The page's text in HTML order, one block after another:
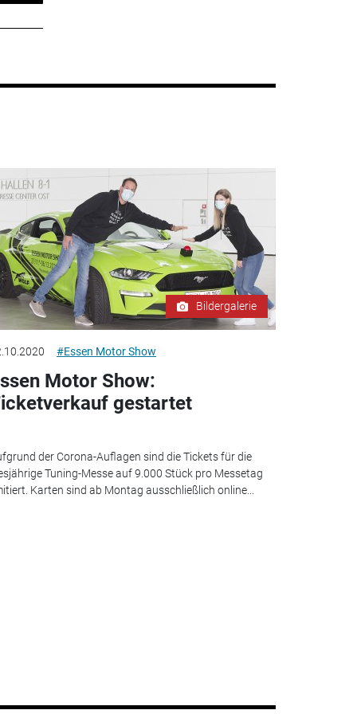
Bildergalerie
#Essen Motor Show
Motor Show:
gestartet
der Corona-Auflagen sind die Tickets für die
Tuning-Messe auf 9.000 Stück pro Messetag
Karten sind ab Montag ausschließlich online...